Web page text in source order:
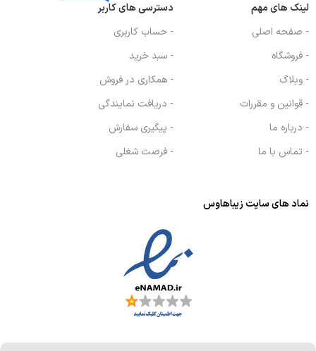
لینک های مهم
- صفحه اصلی
- فروشگاه
- وبلاگ
- قوانین و مقررات
- درباره ما
- تماس با ما
دسترسی های کاربر
- حساب کاربری
- سبد خرید
- همکاری در فروش
- دریافت نمایندگی
- پیگیری سفارش
- فرصت شغلی
نماد های سایت زیباهاوس